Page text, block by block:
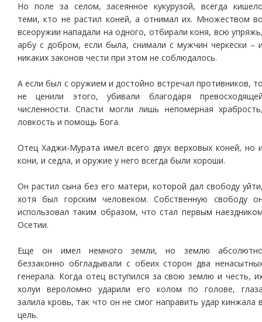
Но поле за селом, засеянное кукурузой, всегда
теми, кто не растил коней, а отнимал их. Множеством
всеоружии нападали на одного, отбирали коня, всю
арбу с добром, если была, снимали с мужчин черкески –
никаких законов чести при этом не соблюдалось.
А если был с оружием и достойно встречал противников,
не ценили этого, убивали благодаря
численности. Спасти могли лишь непомерная
ловкость и помощь Бога.
Отец Хаджи-Мурата имел всего двух верховых коней, но
кони, и седла, и оружие у него всегда были хороши.
Он растил сына без его матери, которой дал свободу
хотя был горским человеком. Собственную свободу
использовал таким образом, что стал первым
Осетии.
Еще он имел немного земли, но землю
беззаконно обгладывали с обеих сторон два
генерала. Когда отец вступился за свою землю и честь,
холуи вероломно ударили его колом по голове,
залила кровь, так что он не смог направить удар кинжала
цель.